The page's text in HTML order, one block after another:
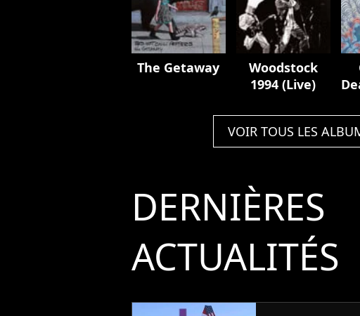
The Getaway
Woodstock
1994 (Live)
VOIR TOUS LES
DERNIÈRES
ACTUALITÉS